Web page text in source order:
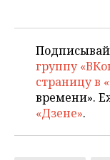
группу
страницу в
времени».
«Дзене».